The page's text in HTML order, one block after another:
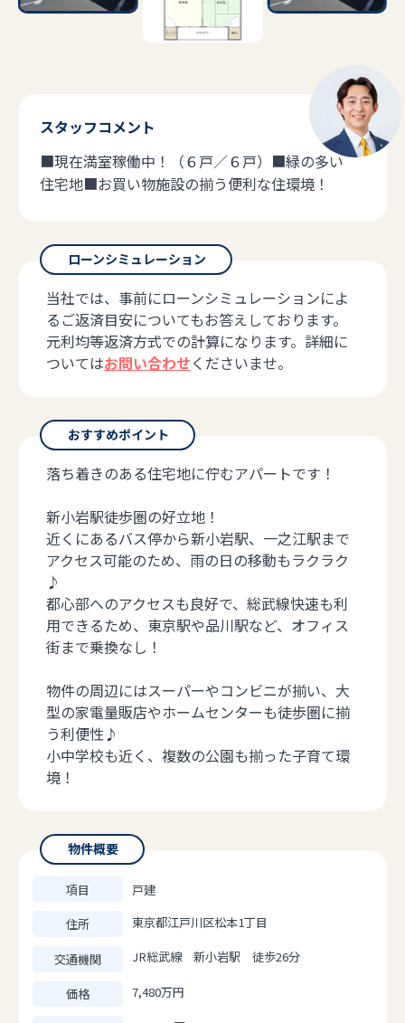
スタッフコメント
■現在満室稼働中！（６戸／６戸）■緑の多い
住宅地■お買い物施設の揃う便利な住環境！
ローンシミュレーション
当社では、事前にローンシミュレーションによ
るご返済目安についてもお答えしております。
元利均等返済方式での計算になります。詳細に
ついてはお問い合わせくださいませ。
おすすめポイント
落ち着きのある住宅地に佇むアパートです！
新小岩駅徒歩圏の好立地！
近くにあるバス停から新小岩駅、一之江駅まで
アクセス可能のため、雨の日の移動もラクラク
♪
都心部へのアクセスも良好で、総武線快速も利
用できるため、東京駅や品川駅など、オフィス
街まで乗換なし！
物件の周辺にはスーパーやコンビニが揃い、大
型の家電量販店やホームセンターも徒歩圏に揃
う利便性♪
小中学校も近く、複数の公園も揃った子育て環
境！
物件概要
項目 戸建
住所 東京都江戸川区松本1丁目
交通機関 JR総武線 新小岩駅 徒歩26分
価格 7,480万円